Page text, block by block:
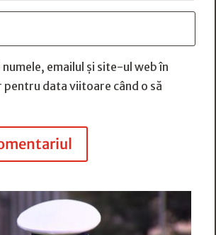
emailul și site-ul web în
data viitoare când o să